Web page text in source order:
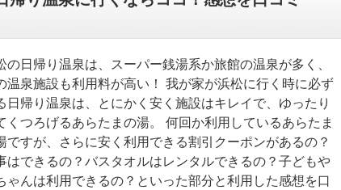
の日帰り温泉は、スーパー銭湯系か旅館の温泉が多く、
温泉施設も利用料が高い！ 我が家が浜松に行く時に必ず
日帰り温泉は、とにかく安く施設はキレイで、ゆったり
くつろげるあらたまの湯。 何回か利用しているあらたま
ですが、さらに安く利用できる割引クーポンがあるの？
はできるの？バスタオルはレンタルできるの？子どもや
ゃんは利用できるの？といった部分と利用した感想を口